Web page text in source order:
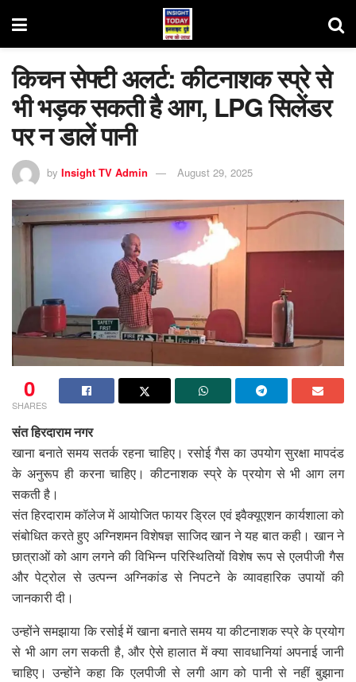
किचन सेफ्टी अलर्ट: कीटनाशक स्प्रे से
भी भड़क सकती है आग, LPG सिलेंडर
पर न डालें पानी
by Insight TV Admin August 29, 2025
0
SHARES
संत हिरदाराम नगर
खाना बनाते समय सतर्क रहना चाहिए। रसोई गैस का उपयोग सुरक्षा मापदंड
के अनुरूप ही करना चाहिए। कीटनाशक स्प्रे के प्रयोग से भी आग लग
सकती है।
संत हिरदाराम कॉलेज में आयोजित फायर ड्रिल एवं इवैक्यूएशन कार्यशाला को
संबोधित करते हुए अग्निशमन विशेषज्ञ साजिद खान ने यह बात कही। खान ने
छात्राओं को आग लगने की विभिन्न परिस्थितियों विशेष रूप से एलपीजी गैस
और पेट्रोल से उत्पन्न अग्निकांड से निपटने के व्यावहारिक उपायों की
जानकारी दी।
उन्होंने समझाया कि रसोई में खाना बनाते समय या कीटनाशक स्प्रे के प्रयोग
से भी आग लग सकती है, और ऐसे हालात में क्या सावधानियां अपनाई जानी
चाहिए। उन्होंने कहा कि एलपीजी से लगी आग को पानी से नहीं बुझाना